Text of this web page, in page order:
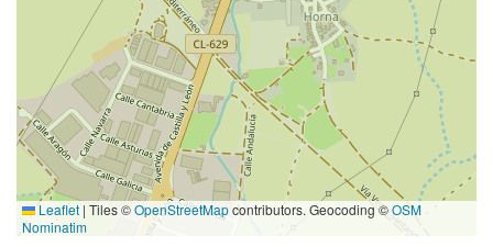
Leaflet | Tiles ©OpenStreetMapcontributors. Geocoding ©OSM
Nominatim